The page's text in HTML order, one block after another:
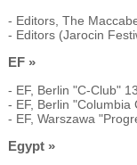
- Editors, The
- Editors (Jarocin
EF »
- EF, Berlin "C-Club"
- EF, Berlin "Columbia
- EF, Warszawa
Egypt »